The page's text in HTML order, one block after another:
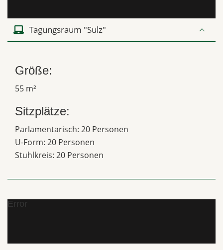
Tagungsraum "Sulz"
Größe:
55 m²
Sitzplätze:
Parlamentarisch: 20 Personen
U-Form: 20 Personen
Stuhlkreis: 20 Personen
Error